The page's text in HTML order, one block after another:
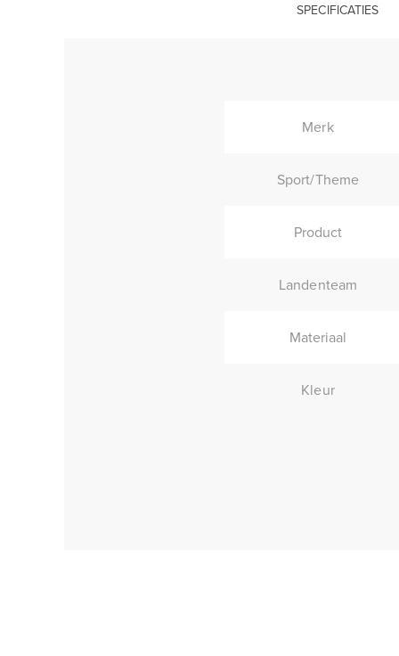
SPECIFICATIES
Merk
Sport/Theme
Product
Landenteam
Materiaal
Kleur